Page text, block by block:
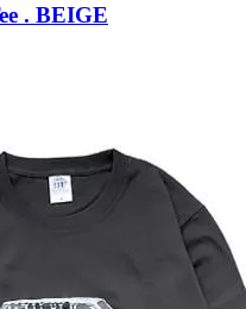
. BEIGE